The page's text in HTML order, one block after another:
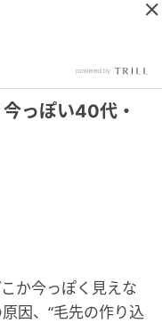
っぽい40代・
か今っぽく見えな
因、“毛先の作り込